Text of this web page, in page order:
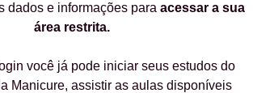
dados e informações para acessar a sua
área restrita.
você já pode iniciar seus estudos do
Manicure, assistir as aulas disponíveis